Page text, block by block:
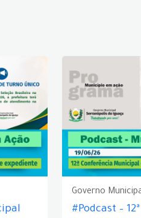
Governo
#Podcast –